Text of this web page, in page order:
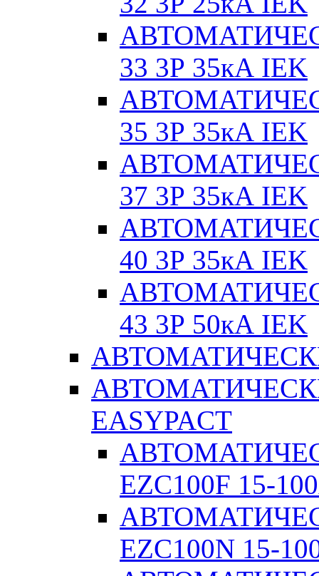
33 3Р 35кА IEK
35 3Р 35кА IEK
37 3Р 35кА IEK
40 3Р 35кА IEK
43 3Р 50кА IEK
EASYPACT
EZC100F 15-
EZC100N 15-